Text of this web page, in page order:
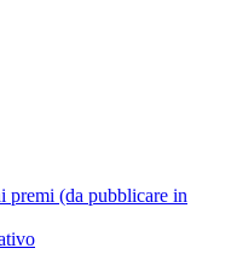
premi (da pubblicare in